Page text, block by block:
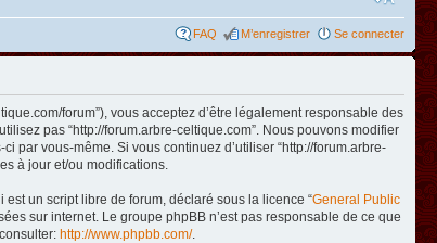
FAQ M’enregistrer Se connecter
forum”), vous acceptez d’être légalement responsable des
pas “http://forum.arbre-celtique.com”. Nous pouvons modifier
par vous-même. Si vous continuez d’utiliser “http://forum.arbre-
à jour et/ou modifications.
est un script libre de forum, déclaré sous la licence “General Public
sur internet. Le groupe phpBB n’est pas responsable de ce que
http://www.phpbb.com/.